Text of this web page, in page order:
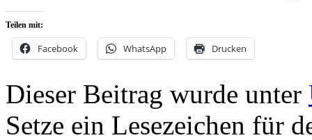
Teilen mit:
Facebook WhatsApp Drucken
Dieser Beitrag wurde unter
Setze ein Lesezeichen für